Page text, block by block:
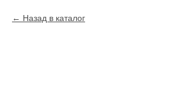
Назад в каталог